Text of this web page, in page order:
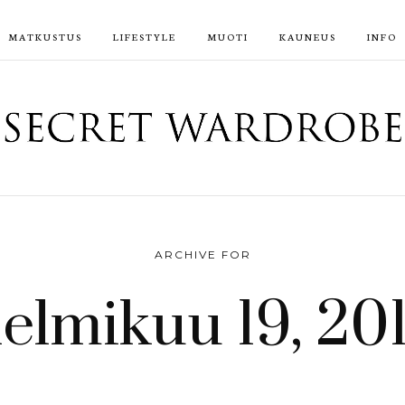
MATKUSTUS LIFESTYLE MUOTI KAUNEUS INFO
ARCHIVE FOR
19,